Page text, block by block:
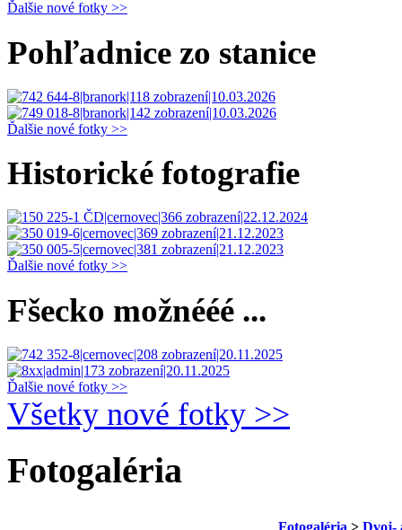
Ďalšie nové fotky >>
Pohľadnice zo stanice
Ďalšie nové fotky >>
Historické fotografie
Ďalšie nové fotky >>
Fšecko možnééé ...
Ďalšie nové fotky >>
Všetky nové fotky >>
Fotogaléria